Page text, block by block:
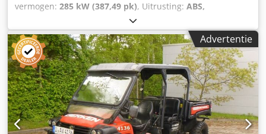
vermogen: 285 kW (387,49 pk), Uitrusting: ABS,
airconditioning, cabine, fronthef, standkachel,
vierwielaandrijving, De bedrijfsuren zijn niet afleesbaar.
Voertuig is niet rijklaar! * John Deere besturingssysteem
met telematica * Automatische airconditioning Dkjdpfx
Ajzrkpqedrsr * Handsfree systeem * Achteruitrijcamera
met extern scherm * 2 zitplaatsen ----Voertuignummer
12301 -----Fouten en tussenverkoop voorbehouden
Advertentie